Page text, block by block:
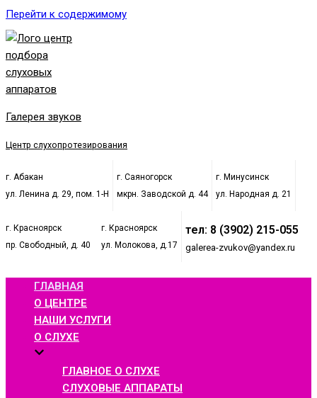
Перейти к содержимому
Галерея звуков
Центр слухопротезирования
г. Абакан
ул. Ленина д. 29, пом. 1-Н
г. Саяногорск
мкрн. Заводской д. 44
г. Минусинск
ул. Народная д. 21
г. Красноярск
пр. Свободный, д. 40
г. Красноярск
ул. Молокова, д.17
тел: 8 (3902) 215-055
galerea-zvukov@yandex.ru
ГЛАВНАЯ
О ЦЕНТРЕ
НАШИ УСЛУГИ
О СЛУХЕ
ГЛАВНОЕ О СЛУХЕ
СЛУХОВЫЕ АППАРАТЫ